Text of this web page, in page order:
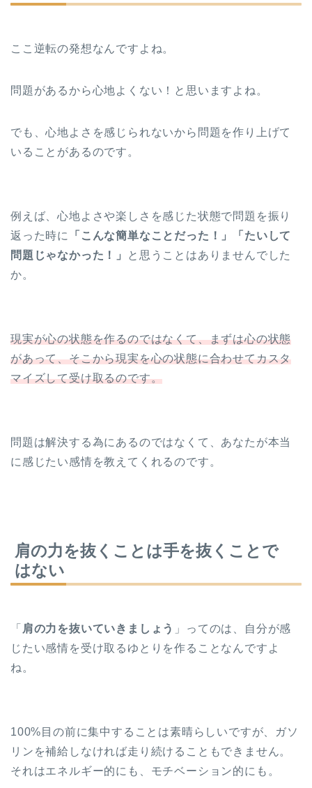
ここ逆転の発想なんですよね。
問題があるから心地よくない！と思いますよね。
でも、心地よさを感じられないから問題を作り上げて
いることがあるのです。
例えば、心地よさや楽しさを感じた状態で問題を振り
返った時に
「こんな簡単なことだった！」「たいして
問題じゃなかった！」
と思うことはありませんでした
か。
現実が心の状態を作るのではなくて、まずは心の状態
があって、そこから現実を心の状態に合わせてカスタ
マイズして受け取るのです。
問題は解決する為にあるのではなくて、あなたが本当
に感じたい感情を教えてくれるのです。
肩の力を抜くことは手を抜くことで
はない
「 肩の力を抜いていきましょう 」ってのは、自分が感
じたい感情を受け取るゆとりを作ることなんですよ
ね。
100%目の前に集中することは素晴らしいですが、ガソ
リンを補給しなければ走り続けることもできません。
それはエネルギー的にも、モチベーション的にも。